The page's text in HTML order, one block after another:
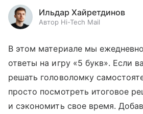
Ильдар Хайретдинов
Автор Hi-Tech Mail
В этом материале мы
ответы на игру «5 букв». Если
решать головоломку
просто посмотреть итоговое
и сэкономить свое время.